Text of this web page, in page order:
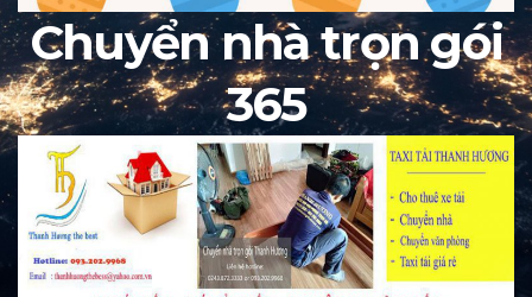
Chuyển nhà trọn gói
365